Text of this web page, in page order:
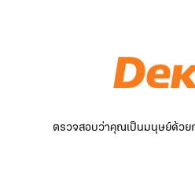
ตรวจสอบว่าคุณเป็นมนุษย์ด้วย